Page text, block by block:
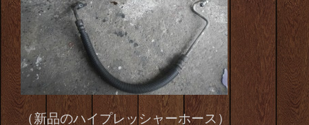
（新品のハイプレッシャーホース）